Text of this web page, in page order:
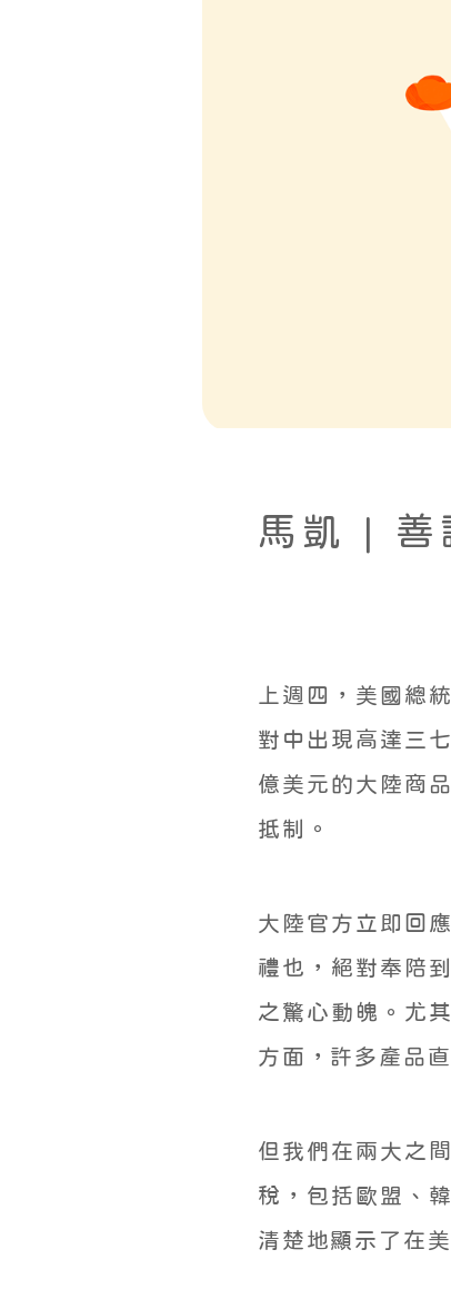
馬凱 | 善
上週四，美國總
對中出現高達三
億美元的大陸商
抵制。
大陸官方立即回
禮也，絕對奉陪
之驚心動魄。尤
方面，許多產品
但我們在兩大之
稅，包括歐盟、
清楚地顯示了在